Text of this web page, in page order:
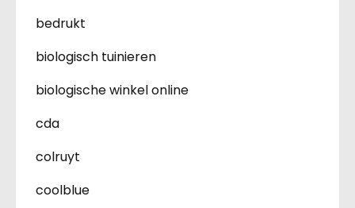
bedrukt
biologisch tuinieren
biologische winkel online
cda
colruyt
coolblue